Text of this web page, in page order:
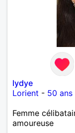
lydye
Lorient - 50 ans
Femme
amoureuse